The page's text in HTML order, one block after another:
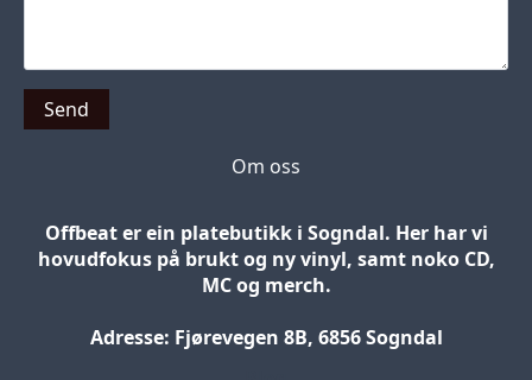
Send
Om oss
Offbeat er ein platebutikk i Sogndal. Her har vi
hovudfokus på brukt og ny vinyl, samt noko CD,
MC og merch.
Adresse: Fjørevegen 8B, 6856 Sogndal